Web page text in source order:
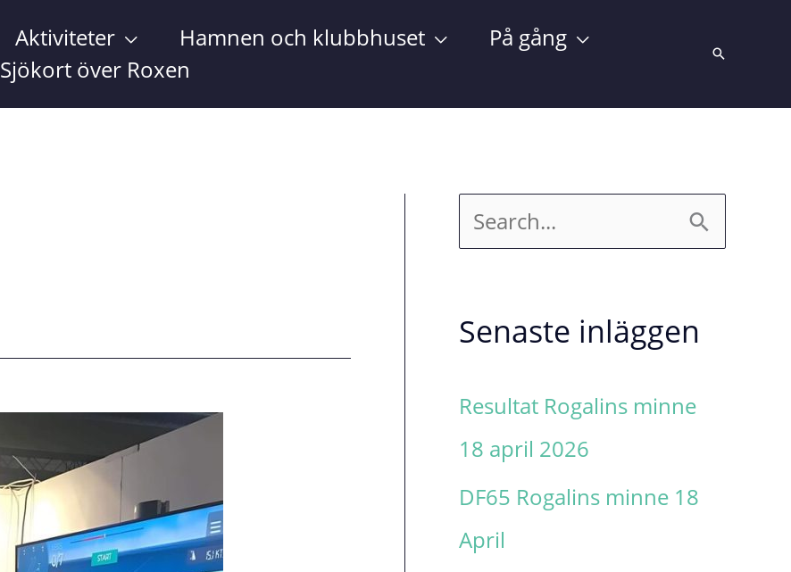
Aktiviteter Hamnen och klubbhuset
På gång
Sjökort över Roxen Sök
ö
e
r
:
Senaste inläggen
Resultat Rogalins minne
18 april 2026
DF65 Rogalins minne 18
April